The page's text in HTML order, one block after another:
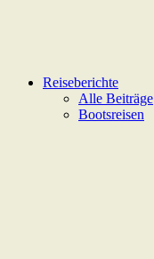
Reiseberichte
Alle Beiträge
Bootsreisen